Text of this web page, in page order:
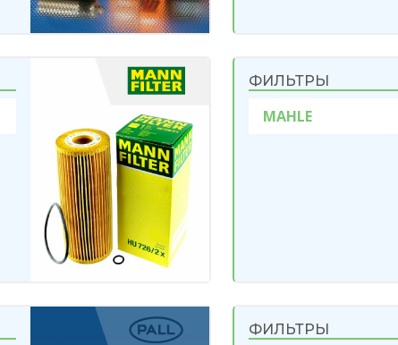
ФИЛЬТРЫ
MAHLE
ФИЛЬТРЫ